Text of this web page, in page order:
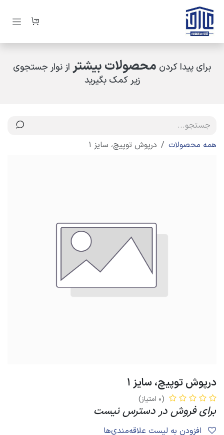
صرف نظر و مشاهده محتوا
برای پیدا کردن محصولات بیشتر از نوار جستجوی
زیر کمک بگیرید
همه محصولات درپوش توپیچ، سایز 1
درپوش توپیچ، سایز 1
(0 امتیاز)
برای فروش در دسترس نیست